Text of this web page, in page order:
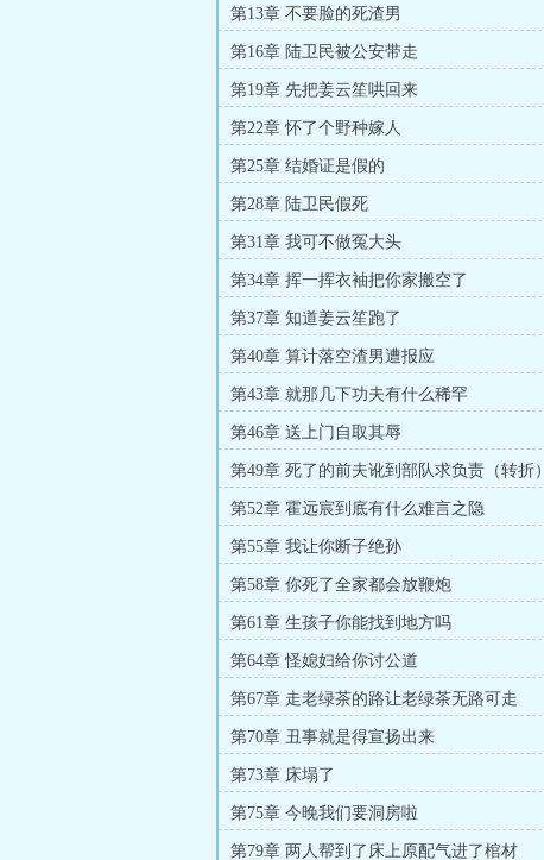
第13章 不要脸的死渣男
第16章 陆卫民被公安带走
第19章 先把姜云笙哄回来
第22章 怀了个野种嫁人
第25章 结婚证是假的
第28章 陆卫民假死
第31章 我可不做冤大头
第34章 挥一挥衣袖把你家搬空了
第37章 知道姜云笙跑了
第40章 算计落空渣男遭报应
第43章 就那几下功夫有什么稀罕
第46章 送上门自取其辱
第49章 死了的前夫讹到部队求负责（转折）
第52章 霍远宸到底有什么难言之隐
第55章 我让你断子绝孙
第58章 你死了全家都会放鞭炮
第61章 生孩子你能找到地方吗
第64章 怪媳妇给你讨公道
第67章 走老绿茶的路让老绿茶无路可走
第70章 丑事就是得宣扬出来
第73章 床塌了
第75章 今晚我们要洞房啦
第79章 两人帮到了床上原配气进了棺材